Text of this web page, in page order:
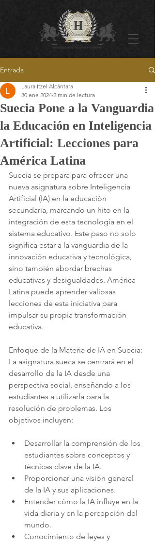
Entrada
Suecia Pone a la Vanguardia
la Educación en Inteligencia
Artificial: Lecciones para
América Latina
Laura Itzel Alcántara
30 ene 2024 2 min de lectura
Suecia se prepara para ofrecer una
nueva asignatura sobre Inteligencia
Artificial (IA) en la educación
secundaria, marcando un hito en la
integración de esta tecnología en el
sistema educativo. Este paso no solo
significa estar a la vanguardia de la
innovación educativa y tecnológica,
sino también abordar brechas
educativas y desigualdades. América
Latina puede aprender valiosas
lecciones de esta iniciativa para
impulsar su propia transformación
educativa.
Enfoque de la Materia de IA en Suecia:
La asignatura sueca se centrará en el
desarrollo de la IA desde una
perspectiva social, enseñando a los
estudiantes a utilizarla para la
resolución de problemas. Los
objetivos incluyen:
Desarrollar la comprensión de los
estudiantes sobre conceptos y
técnicas clave de la IA.
Proporcionar una visión general
de la IA y sus aplicaciones.
Entender cómo la IA influye en la
vida diaria y en la percepción del
mundo.
Conocimiento de leyes y